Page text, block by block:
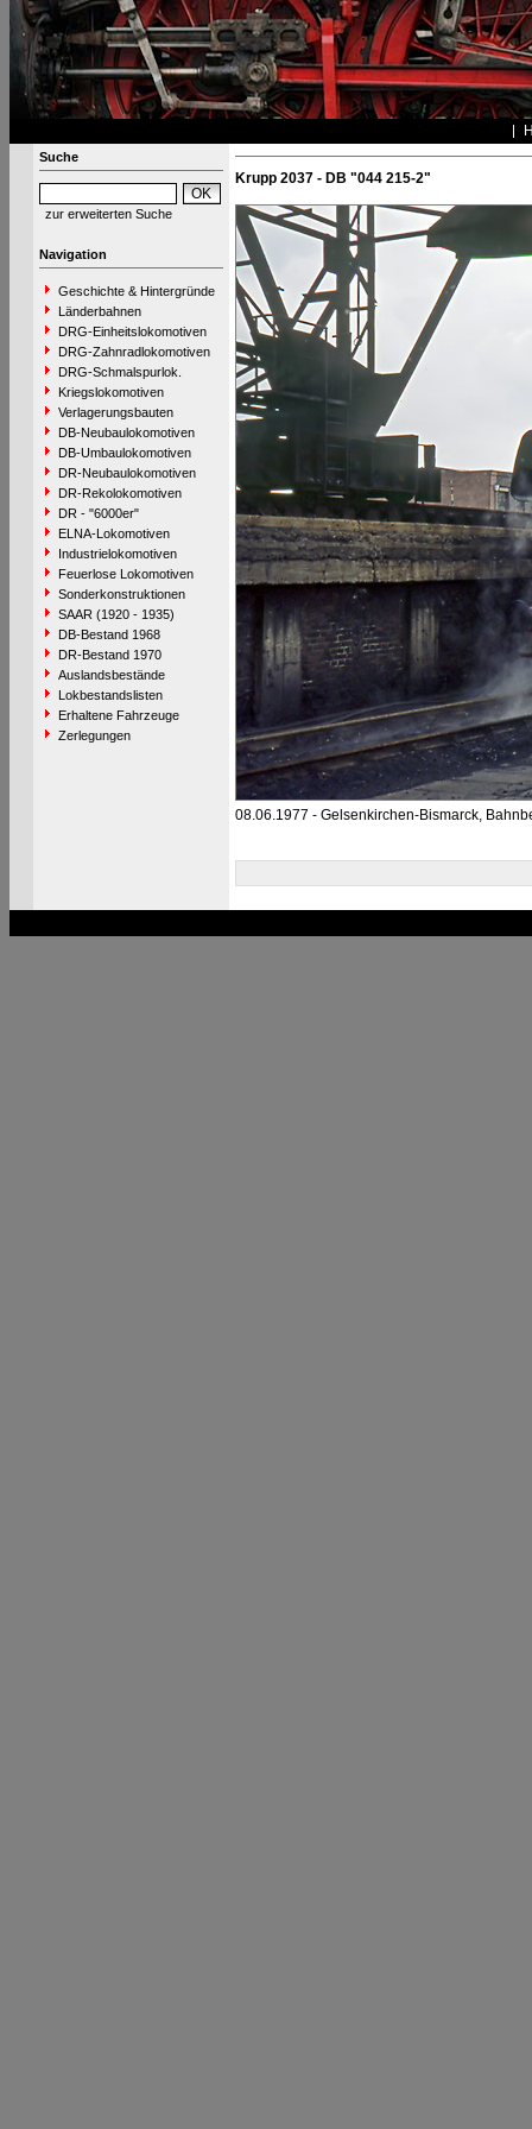
Suche
zur erweiterten Suche
Navigation
Geschichte & Hintergründe
Länderbahnen
DRG-Einheitslokomotiven
DRG-Zahnradlokomotiven
DRG-Schmalspurlok.
Kriegslokomotiven
Verlagerungsbauten
DB-Neubaulokomotiven
DB-Umbaulokomotiven
DR-Neubaulokomotiven
DR-Rekolokomotiven
DR - "6000er"
ELNA-Lokomotiven
Industrielokomotiven
Feuerlose Lokomotiven
Sonderkonstruktionen
SAAR (1920 - 1935)
DB-Bestand 1968
DR-Bestand 1970
Auslandsbestände
Lokbestandslisten
Erhaltene Fahrzeuge
Zerlegungen
Krupp 2037 - DB "044 215-2"
08.06.1977 - Gelsenkirchen-Bismarck,